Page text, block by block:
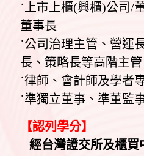
˙上市上櫃(興櫃)公司/
董事長
˙公司治理主管、營運
長、策略長等高階主管
˙律師、會計師及學者
˙準獨立董事、準董監
【認列學分】
經台灣證交所及櫃買